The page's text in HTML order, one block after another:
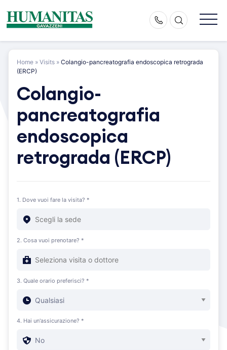
content
Home » Visits » Colangio-pancreatografia endoscopica retrograda
(ERCP)
Colangio-
pancreatografia
endoscopica
retrograda (ERCP)
1. Dove vuoi fare la visita? *
2. Cosa vuoi prenotare? *
3. Quale orario preferisci? *
4. Hai un'assicurazione? *